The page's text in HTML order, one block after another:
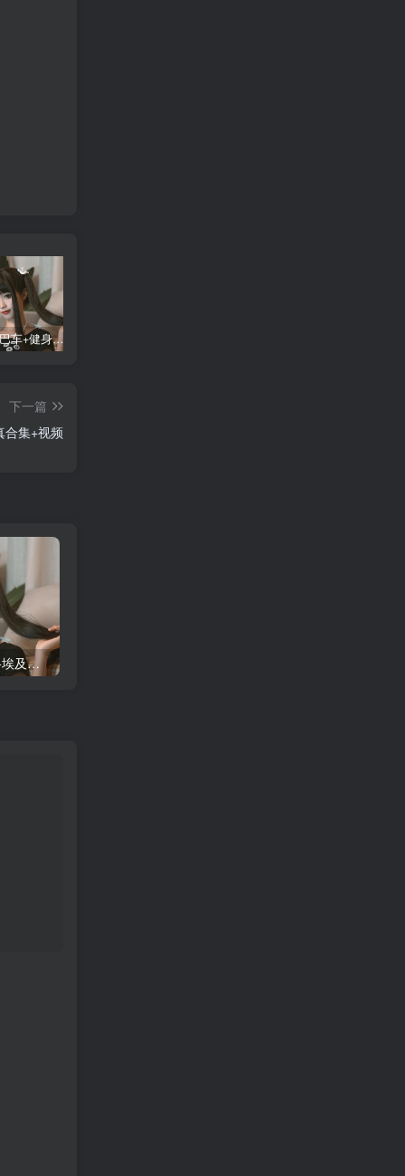
蠢沫沫 大巴车+健身环+埃及喵COS写真合集
下一篇
合集+视频
蠢沫沫 大巴车+健身环+埃及喵COS写真合集